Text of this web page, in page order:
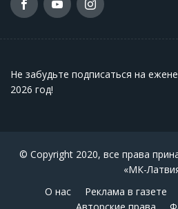
Не забудьте подписаться на
2026 год!
© Copyright 2020, все права
«МК-
О нас
Реклама в газете